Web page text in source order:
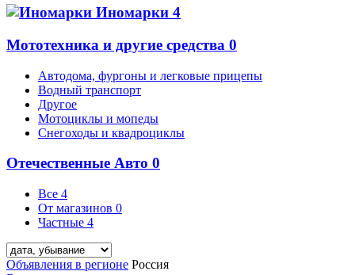
Иномарки 4
Мототехника и другие средства 0
Автодома, фургоны и легковые прицепы
Водный транспорт
Другое
Мотоциклы и мопеды
Снегоходы и квадроциклы
Отечественные Авто 0
Все 4
От магазинов 0
Частные 4
Объявления в регионе Россия